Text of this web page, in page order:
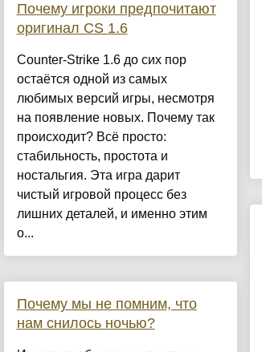
Почему игроки предпочитают
оригинал CS 1.6
Counter-Strike 1.6 до сих пор
остаётся одной из самых
любимых версий игры, несмотря
на появление новых. Почему так
происходит? Всё просто:
стабильность, простота и
ностальгия. Эта игра дарит
чистый игровой процесс без
лишних деталей, и именно этим
о...
Почему мы не помним, что
нам снилось ночью?